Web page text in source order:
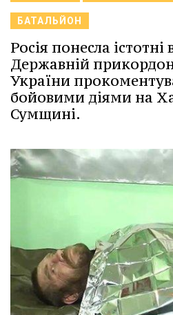
БАТАЛЬЙОН
Росія понесла істотні
Державній
України
бойовими діями на
Сумщині.